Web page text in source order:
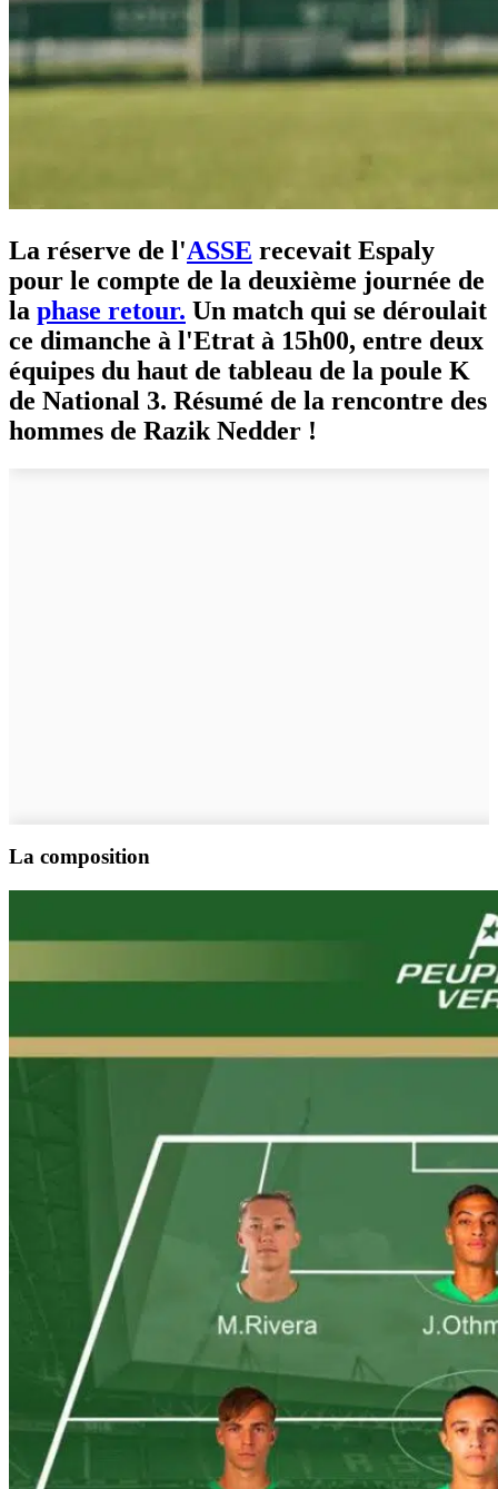
La réserve de l'ASSE recevait Espaly
pour le compte de la deuxième journée de
la phase retour. Un match qui se déroulait
ce dimanche à l'Etrat à 15h00, entre deux
équipes du haut de tableau de la poule K
de National 3. Résumé de la rencontre des
hommes de Razik Nedder !
La composition